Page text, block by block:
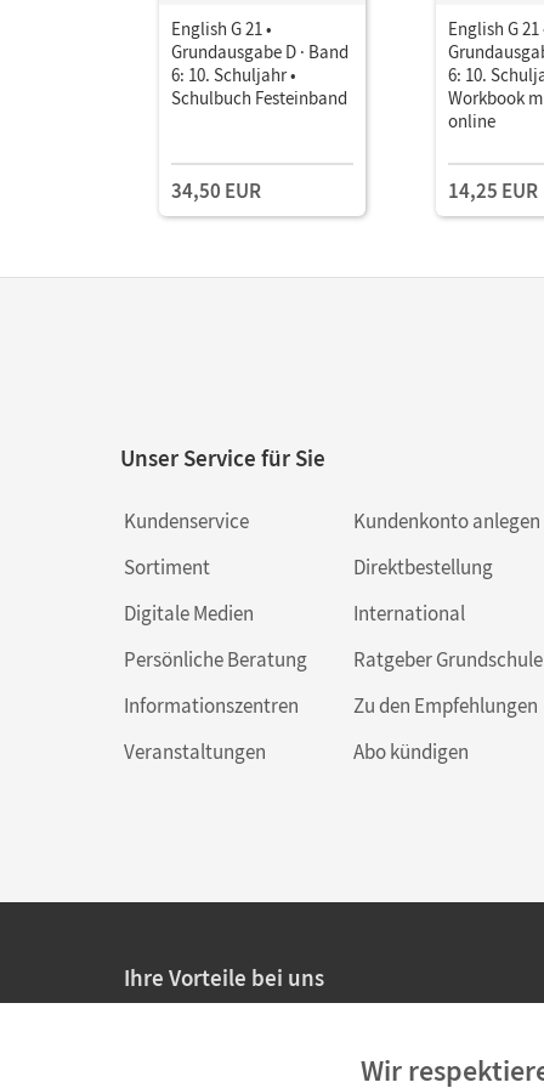
English G 21 •
Grundausgabe D · Band
6: 10. Schuljahr •
Schulbuch Festeinband
34,50 EUR
English G 21
6: 10.
Workbook
online
14,25 EUR
Unser Service für Sie
Kundenservice
Sortiment
Digitale Medien
Persönliche Beratung
Informationszentren
Veranstaltungen
Kundenkonto anlegen
Direktbestellung
International
Ratgeber Grundschule
Zu den Empfehlungen
Abo kündigen
Ihre Vorteile bei uns
Wir